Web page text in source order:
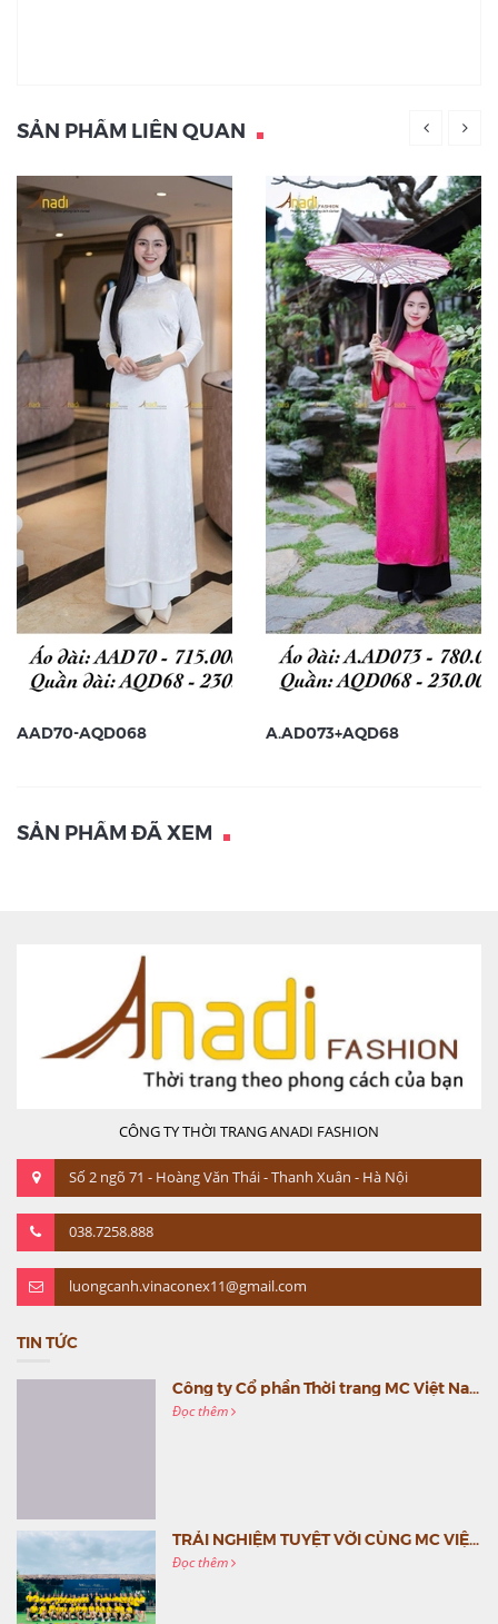
SẢN PHẨM LIÊN QUAN
AAD70-AQD068 A.AD073+AQD68
SẢN PHẨM ĐÃ XEM
CÔNG TY THỜI TRANG ANADI FASHION
Số 2 ngõ 71 - Hoàng Văn Thái - Thanh Xuân - Hà Nội
038.7258.888
luongcanh.vinaconex11@gmail.com
TIN TỨC
Công ty Cổ phần Thời trang MC Việt Nam (MC Fashion) tổ chức Gala mừng sinh nhật lần thứ 9
Đọc thêm
TRẢI NGHIỆM TUYỆT VỜI CÙNG MC VIỆT NAM
Đọc thêm